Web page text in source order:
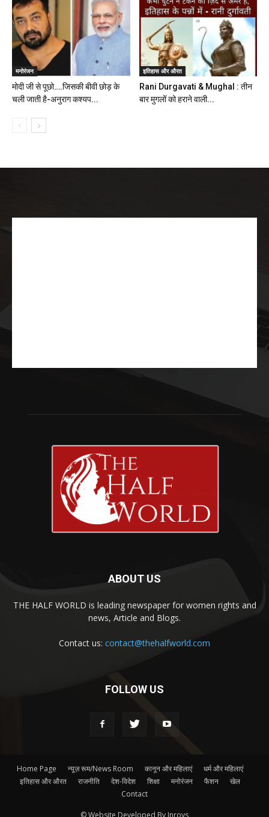
मनोरंजन
मोदी जी से पूछो….जिसकी बीवी छोड़ के
चली जाती है-अनुराग कश्यप...
इतिहास और औरत
Rani Durgavati & Mughal : तीन
बार मुगलों को हराने वाली...
ABOUT US
THE HALF WORLD is leading newspaper for women rights and
news, Article and Blogs.
Contact us: contact@thehalfworld.com
FOLLOW US
Home Page न्यूज़ रूम/News Room कानून और महिलाएं
धर्म और महिलाएं
इतिहास और औरत
राजनीति देश-विदेश शिक्षा मनोरंजन फैशन
खेल
Contact
© Website Developed By Inroys